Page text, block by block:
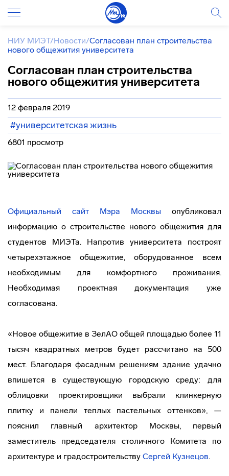
НИУ МИЭТ/Новости/Согласован план строительства
нового общежития университета
Согласован план строительства
нового общежития университета
12 февраля 2019
#университетская жизнь
6801 просмотр
Официальный сайт Мэра Москвы опубликовал
информацию о строительстве нового общежития для
студентов МИЭТа. Напротив университета построят
четырехэтажное общежитие, оборудованное всем
необходимым для комфортного проживания.
Необходимая проектная документация уже
согласована.
«Новое общежитие в ЗелАО общей площадью более 11
тысяч квадратных метров будет рассчитано на 500
мест. Благодаря фасадным решениям здание удачно
впишется в существующую городскую среду: для
облицовки проектировщики выбрали клинкерную
плитку и панели теплых пастельных оттенков», —
пояснил главный архитектор Москвы, первый
заместитель председателя столичного Комитета по
архитектуре и градостроительству Сергей Кузнецов.